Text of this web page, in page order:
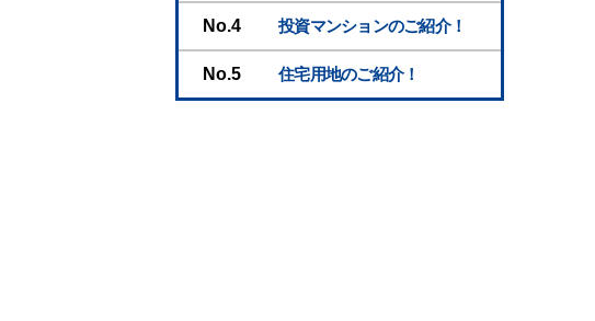
No. 投資マンションのご紹介！
No. 住宅用地のご紹介！